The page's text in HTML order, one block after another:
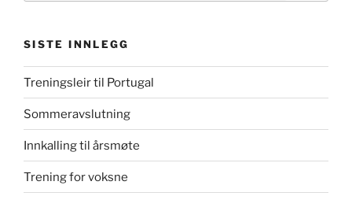
SISTE INNLEGG
Treningsleir til Portugal
Sommeravslutning
Innkalling til årsmøte
Trening for voksne